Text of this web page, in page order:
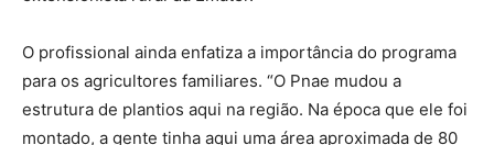
O profissional ainda enfatiza a importância do programa
para os agricultores familiares. “O Pnae mudou a
estrutura de plantios aqui na região. Na época que ele foi
montado, a gente tinha aqui uma área aproximada de 80